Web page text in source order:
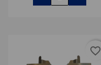
favorite_border